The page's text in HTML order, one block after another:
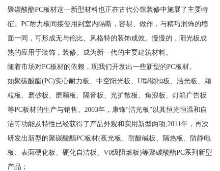
聚碳酸酯PC板材这一新型材料也正在古代公馆装修中施展了主要特
征。PC耐力板间接使用到室内隔断，容易、做作，与精巧润饰的墙
面一同，可形成无与伦比、风格特的装饰成效。慢慢的，阳光板成
熟的应用于装饰，装修。成为新一代的主要建筑材料。
随着市场对PC板材的依赖，现我们开发出一些新型的PC板材。
如聚碳酸酯(PC)实心耐力板、中空阳光板、U型锁扣板、洁光板、颗
粒板、磨砂板、磨颗板、隔音板、光扩散板、角浪板、灯箱广告板
等PC板材的生产与销售。2003年，康锋“洁光板”以其恒光恒温和自
洁等功能及特性已经获得了产品外观和实用新型两项;2011年，再次
研发出新型的聚碳酸酯PC板材(夜光板、耐酸碱板、隔热板、防静电
板、表面硬化板、硬化自洁板、V0级阻燃板)等聚碳酸酯PC系列新型
产品；